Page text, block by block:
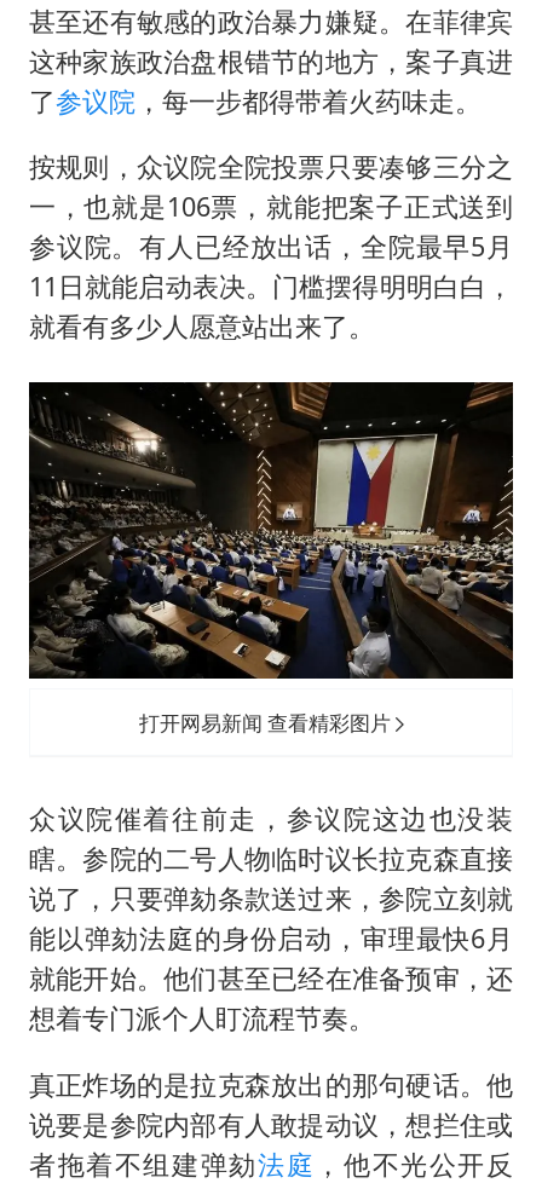
甚至还有敏感的政治暴力嫌疑。在菲律宾
这种家族政治盘根错节的地方，案子真进
了参议院，每一步都得带着火药味走。
按规则，众议院全院投票只要凑够三分之
一，也就是106票，就能把案子正式送到
参议院。有人已经放出话，全院最早5月
11日就能启动表决。门槛摆得明明白白，
就看有多少人愿意站出来了。
打开网易新闻 查看精彩图片
众议院催着往前走，参议院这边也没装
瞎。参院的二号人物临时议长拉克森直接
说了，只要弹劾条款送过来，参院立刻就
能以弹劾法庭的身份启动，审理最快6月
就能开始。他们甚至已经在准备预审，还
想着专门派个人盯流程节奏。
真正炸场的是拉克森放出的那句硬话。他
说要是参院内部有人敢提动议，想拦住或
者拖着不组建弹劾法庭 ，他不光公开反